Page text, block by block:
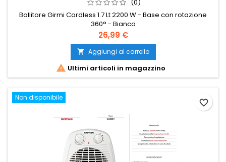
(0)
Bollitore Girmi Cordless 1.7 Lt 2200 W - Base con rotazione
360° - Bianco
Prezzo
26,99 €
 Aggiungi al carrello
 Ultimi articoli in magazzino
Non disponibile
favorite_border